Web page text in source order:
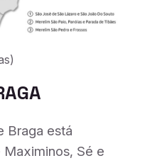
Braga está
Sé e